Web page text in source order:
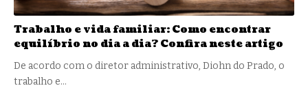
Trabalho e vida familiar: Como encontrar
equilíbrio no dia a dia? Confira neste artigo
De acordo com o diretor administrativo, Diohn do Prado, o
trabalho e…